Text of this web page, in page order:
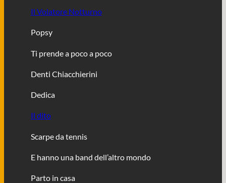
Il Volatore Notturno
Popsy
Ti prende a poco a poco
Denti Chiacchierini
Dedica
Il dito
Scarpe da tennis
E hanno una band dell’altro mondo
Parto in casa